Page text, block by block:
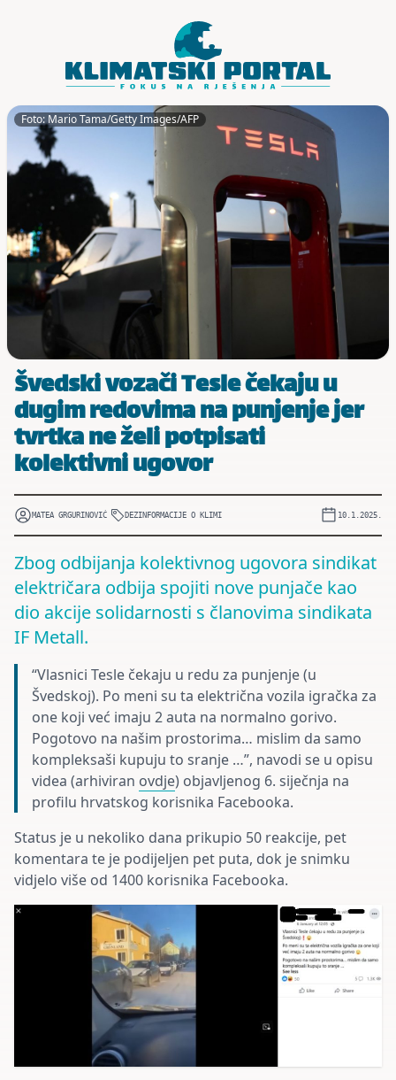
Foto: Mario Tama/Getty Images/AFP
Švedski vozači Tesle čekaju u
dugim redovima na punjenje jer
tvrtka ne želi potpisati
kolektivni ugovor
MATEA GRGURINOVIĆ DEZINFORMACIJE O KLIMI 10.1.2025.
Zbog odbijanja kolektivnog ugovora sindikat
električara odbija spojiti nove punjače kao
dio akcije solidarnosti s članovima sindikata
IF Metall.
“Vlasnici Tesle čekaju u redu za punjenje (u
Švedskoj). Po meni su ta električna vozila igračka za
one koji već imaju 2 auta na normalno gorivo.
Pogotovo na našim prostorima… mislim da samo
kompleksaši kupuju to sranje …”, navodi se u opisu
videa (arhiviran ovdje) objavljenog 6. siječnja na
profilu hrvatskog korisnika Facebooka.
Status je u nekoliko dana prikupio 50 reakcije, pet
komentara te je podijeljen pet puta, dok je snimku
vidjelo više od 1400 korisnika Facebooka.